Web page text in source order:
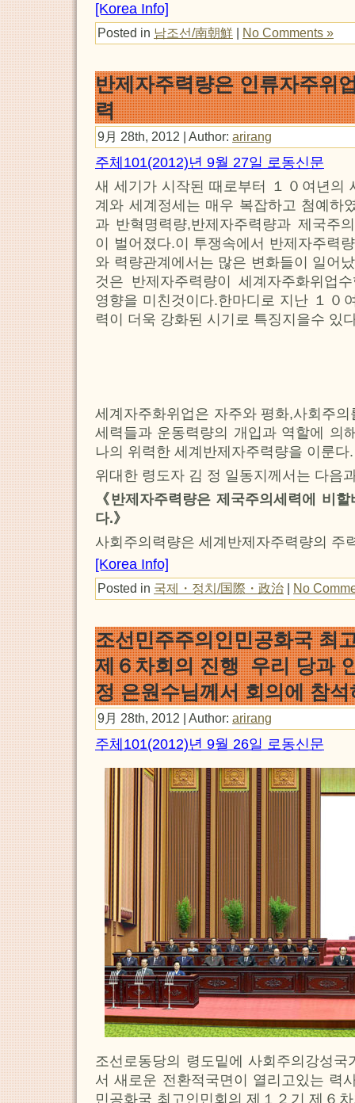
[Korea Info]
Posted in 남조선/南朝鮮 | No Comments »
반제자주력량은 인류자주위
력
9月 28th, 2012 | Author: arirang
주체101(2012)년 9월 27일 로동신문
새 세기가 시작된 때로부터 １０여년의
계와 세계정세는 매우 복잡하고 첨예하
과 반혁명력량,반제자주력량과 제국주
이 벌어졌다.이 투쟁속에서 반제자주력
와 력량관계에서는 많은 변화들이 일어
것은 반제자주력량이 세계자주화위업
영향을 미친것이다.한마디로 지난 １０
력이 더욱 강화된 시기로 특징지을수 있
세계자주화위업은 자주와 평화,사회주
세력들과 운동력량의 개입과 역할에 의
나의 위력한 세계반제자주력량을 이룬다.
위대한 령도자 김 정 일동지께서는 다음
《반제자주력량은 제국주의세력에 비
다.》
사회주의력량은 세계반제자주력량의 주
[Korea Info]
Posted in 국제・정치/国際・政治 | No
조선민주주의인민공화국 최
제６차회의 진행 우리 당과
정 은원수님께서 회의에 참
9月 28th, 2012 | Author: arirang
주체101(2012)년 9월 26일 로동신문
조선로동당의 령도밑에 사회주의강성
서 새로운 전환적국면이 열리고있는 력
민공화국 최고인민회의 제１２기 제６